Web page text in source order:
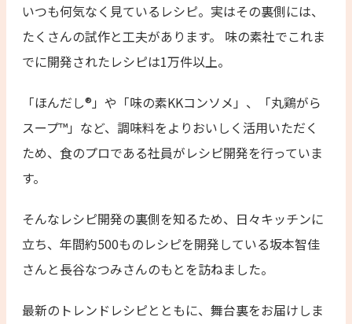
いつも何気なく見ているレシピ。実はその裏側には、
たくさんの試作と工夫があります。 味の素社でこれま
でに開発されたレシピは1万件以上。
「ほんだし®」や「味の素KKコンソメ」、「丸鶏がら
スープ™」など、調味料をよりおいしく活用いただく
ため、食のプロである社員がレシピ開発を行っていま
す。
そんなレシピ開発の裏側を知るため、日々キッチンに
立ち、年間約500ものレシピを開発している坂本智佳
さんと長谷なつみさんのもとを訪ねました。
最新のトレンドレシピとともに、舞台裏をお届けしま